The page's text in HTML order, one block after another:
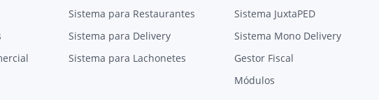
Sistema para Restaurantes
Sistema para Delivery
Sistema para Lachonetes
Sistema JuxtaPED
Sistema Mono Delivery
Gestor Fiscal
Módulos